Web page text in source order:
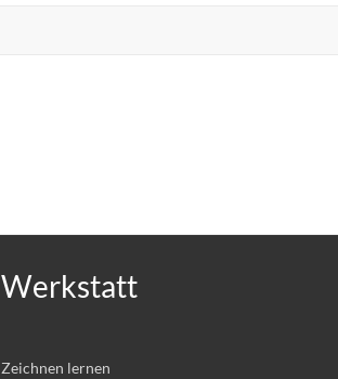
Werkstatt
Zeichnen lernen